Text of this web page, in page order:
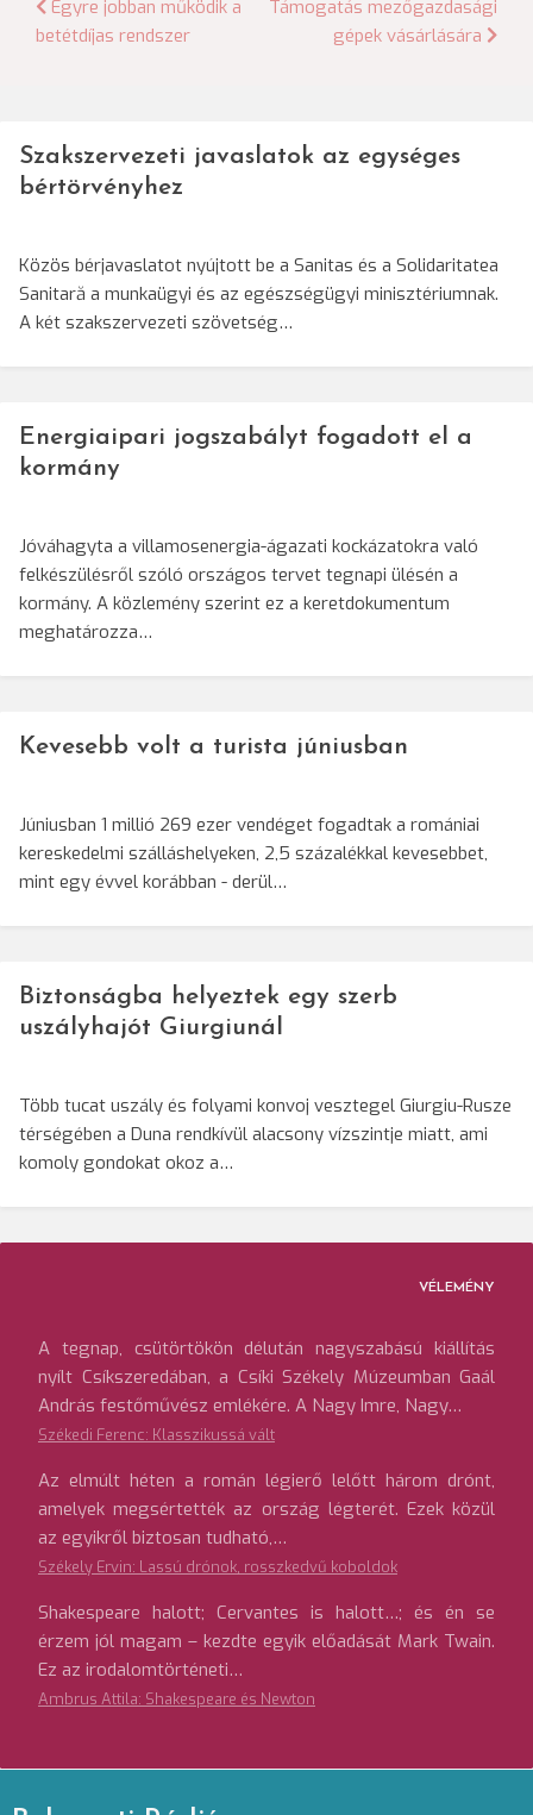
Bejegyzés
navigáció
Egyre jobban működik a
betétdíjas rendszer
Támogatás mezőgazdasági
gépek vásárlására
Szakszervezeti javaslatok az egységes
bértörvényhez
Közös bérjavaslatot nyújtott be a Sanitas és a Solidaritatea
Sanitară a munkaügyi és az egészségügyi minisztériumnak.
A két szakszervezeti szövetség…
Energiaipari jogszabályt fogadott el a
kormány
Jóváhagyta a villamosenergia-ágazati kockázatokra való
felkészülésről szóló országos tervet tegnapi ülésén a
kormány. A közlemény szerint ez a keretdokumentum
meghatározza…
Kevesebb volt a turista júniusban
Júniusban 1 millió 269 ezer vendéget fogadtak a romániai
kereskedelmi szálláshelyeken, 2,5 százalékkal kevesebbet,
mint egy évvel korábban - derül…
Biztonságba helyeztek egy szerb
uszályhajót Giurgiunál
Több tucat uszály és folyami konvoj vesztegel Giurgiu-Rusze
térségében a Duna rendkívül alacsony vízszintje miatt, ami
komoly gondokat okoz a…
VÉLEMÉNY
A tegnap, csütörtökön délután nagyszabású kiállítás
nyílt Csíkszeredában, a Csíki Székely Múzeumban Gaál
András festőművész emlékére. A Nagy Imre, Nagy…
Székedi Ferenc: Klasszikussá vált
Az elmúlt héten a román légierő lelőtt három drónt,
amelyek megsértették az ország légterét. Ezek közül
az egyikről biztosan tudható,…
Székely Ervin: Lassú drónok, rosszkedvű koboldok
Shakespeare halott; Cervantes is halott…; és én se
érzem jól magam – kezdte egyik előadását Mark Twain.
Ez az irodalomtörténeti…
Ambrus Attila: Shakespeare és Newton